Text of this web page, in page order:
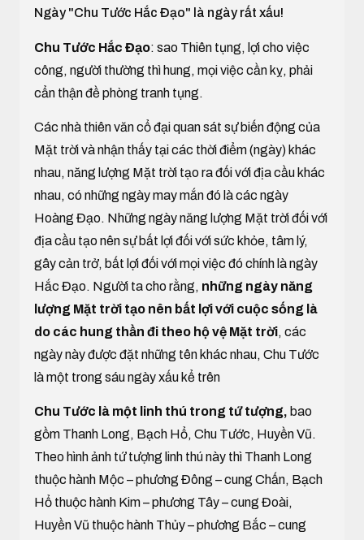
Ngày "Chu Tước Hắc Đạo" là ngày rất xấu!
Chu Tước Hắc Đạo: sao Thiên tụng, lợi cho việc
công, người thường thì hung, mọi việc cần kỵ, phải
cẩn thận đề phòng tranh tụng.
Các nhà thiên văn cổ đại quan sát sự biến động của
Mặt trời và nhận thấy tại các thời điểm (ngày) khác
nhau, năng lượng Mặt trời tạo ra đối với địa cầu khác
nhau, có những ngày may mắn đó là các ngày
Hoàng Đạo. Những ngày năng lượng Mặt trời đối với
địa cầu tạo nên sự bất lợi đối với sức khỏe, tâm lý,
gây cản trở, bất lợi đối với mọi việc đó chính là ngày
Hắc Đạo. Người ta cho rằng, những ngày năng
lượng Mặt trời tạo nên bất lợi với cuộc sống là
do các hung thần đi theo hộ vệ Mặt trời, các
ngày này được đặt những tên khác nhau, Chu Tước
là một trong sáu ngày xấu kể trên
Chu Tước là một linh thú trong tứ tượng, bao
gồm Thanh Long, Bạch Hổ, Chu Tước, Huyền Vũ.
Theo hình ảnh tứ tượng linh thú này thì Thanh Long
thuộc hành Mộc – phương Đông – cung Chấn, Bạch
Hổ thuộc hành Kim – phương Tây – cung Đoài,
Huyền Vũ thuộc hành Thủy – phương Bắc – cung